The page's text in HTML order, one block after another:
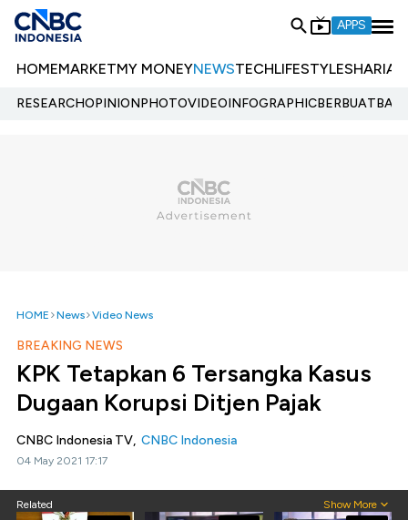
APPS
HOMEMARKETMY MONEYNEWSTECHLIFESTYLESHARIA
RESEARCHOPINIONPHOTOVIDEOINFOGRAPHIC
HOME News Video News
BREAKING NEWS
KPK Tetapkan 6 Tersangka Kasus
Dugaan Korupsi Ditjen Pajak
CNBC Indonesia TV, CNBC Indonesia
04 May 2021 17:17
Related Show More